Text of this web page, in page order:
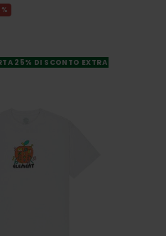
25% DI SCONTO EXTRA